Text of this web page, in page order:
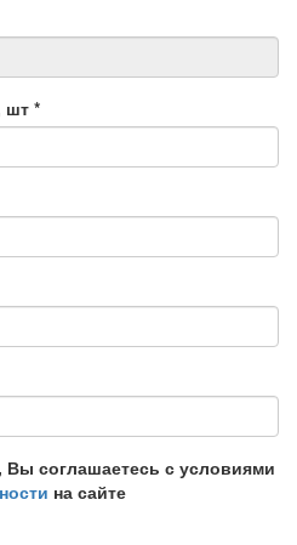
шт *
соглашаетесь с условиями
на сайте